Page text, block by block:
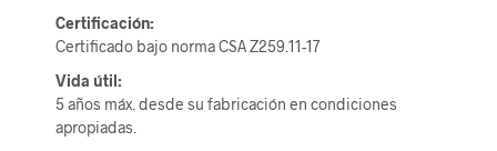
Certificación:
Certificado bajo norma CSA Z259.11-17
Vida útil:
5 años máx. desde su fabricación en condiciones
apropiadas.